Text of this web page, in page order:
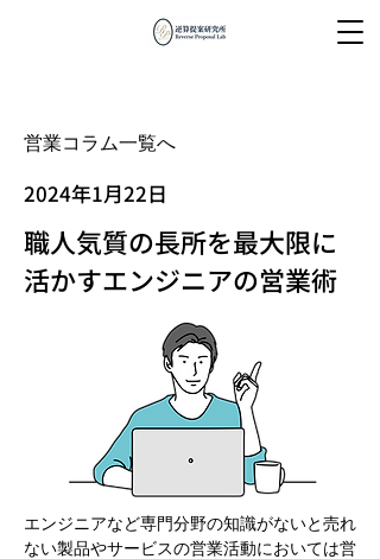
営業コラム一覧へ
2024年1月22日
職人気質の長所を最大限に
活かすエンジニアの営業術
エンジニアなど専門分野の知識がないと売れ
ない製品やサービスの営業活動においては営